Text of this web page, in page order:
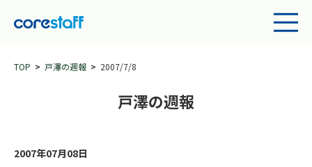
TOP 戸澤の週報 2007/7/8
戸澤の週報
2007年07月08日